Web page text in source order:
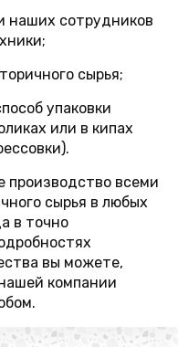
наших сотрудников
сырья;
упаковки
или в кипах
производство всеми
сырья в любых
в точно
вы можете,
компании